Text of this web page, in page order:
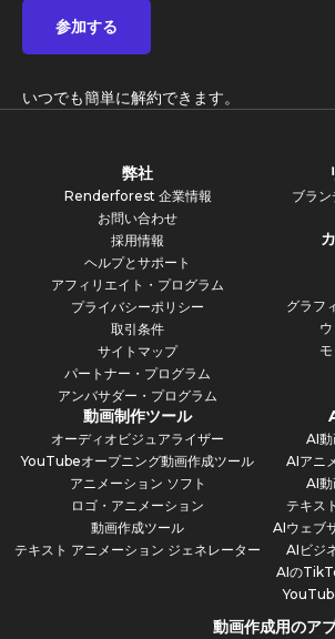
参加する
いつでも簡単に解約できます。
弊社
Renderforest 企業情報
お問い合わせ
採用情報
ヘルプとサポート
アフィリエイト・プログラム
プライバシーポリシー
取引条件
サイトマップ
パートナー・プログラム
アンバサダー・プログラム
ブラ
グラフ
動画制作ツール
オーディオビジュアライザー
YouTubeオープニング動画作成ツール
アニメーション ソフト
ロゴ・アニメーション
動画作成ツール
テキスト アニメーション ジェネレーター
AI
AIアニ
AI
テキス
AIウェブ
AIビジ
AIの
動画作成用のア